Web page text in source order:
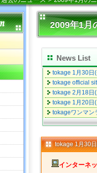
2009年1月
News List
tokage 1月30日
tokage official
tokage 2月18日
tokage 1月20日
tokageワンマン
tokage 1月30
インターネ